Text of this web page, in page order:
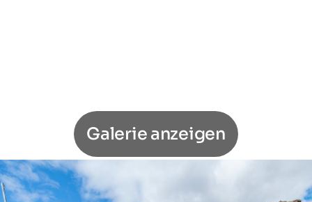
Galerie anzeigen